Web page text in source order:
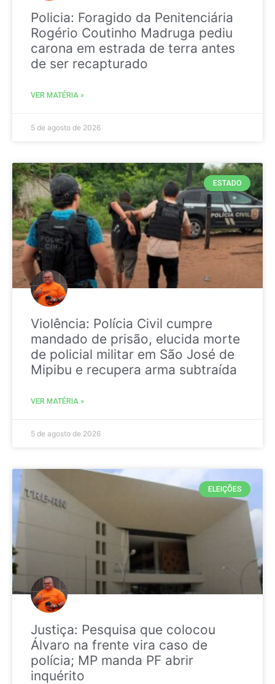
Policia: Foragido da Penitenciária
Rogério Coutinho Madruga pediu
carona em estrada de terra antes
de ser recapturado
VER MATÉRIA »
5 de agosto de 2026
ESTADO
Violência: Polícia Civil cumpre
mandado de prisão, elucida morte
de policial militar em São José de
Mipibu e recupera arma subtraída
VER MATÉRIA »
5 de agosto de 2026
ELEIÇÕES
Justiça: Pesquisa que colocou
Álvaro na frente vira caso de
polícia; MP manda PF abrir
inquérito